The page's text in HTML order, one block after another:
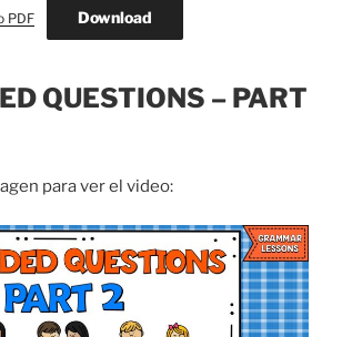
PDF Download
QUESTIONS – PART
para ver el video: